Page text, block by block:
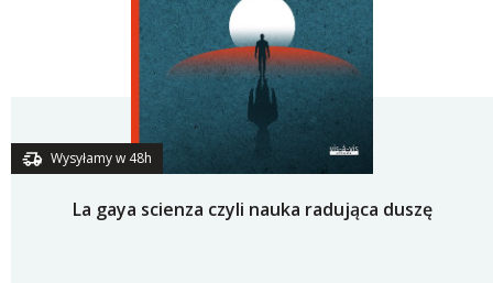
Wysyłamy w 48h
La gaya scienza czyli nauka radująca duszę